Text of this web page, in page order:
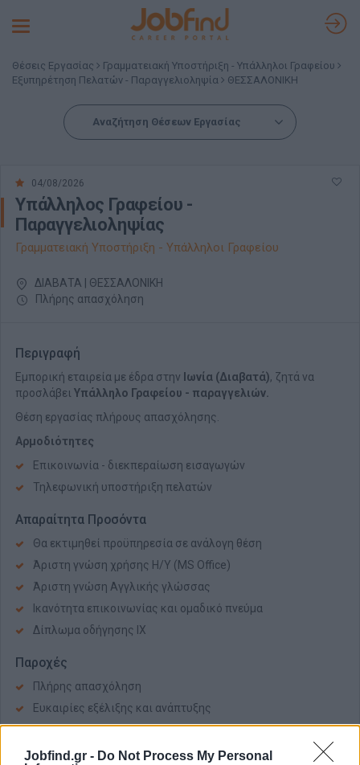
Jobfind.gr - Do Not Process My Personal
Toggle
Θέσεις Εργασίας
Γραμματειακή Υποστήριξη - Υπάλληλοι Γραφείου
Εξυπηρέτηση Πελατών - Παραγγελιοληψία
ΘΕΣΣΑΛΟΝΙΚΗ
Αναζήτηση Θέσεων Εργασίας
04/08/2026
Υπάλληλος Γραφείου -
Παραγγελιοληψίας
Γραμματειακή Υποστήριξη - Υπάλληλοι Γραφείου
ΔΙΑΒΑΤΑ | ΘΕΣΣΑΛΟΝΙΚΗ
Πλήρης απασχόληση
Περιγραφή
Εμπορική εταιρεία με έδρα στην Ιωνία (Διαβατά), ζητά να
προσλάβει Υπάλληλο Γραφείου - παραγγελιών.
Θέση εργασίας πλήρους απασχόλησης.
Αρμοδιότητες
Επικοινωνία - διεκπεραίωση εισαγωγών
Τηλεφωνική υποστήριξη πελατών
Απαραίτητα Προσόντα
Θα εκτιμηθεί πρoϋπηρεσία σε ανάλογη θέση
Άριστη γνώση χρήσης Η/Υ (MS Office)
Άριστη γνώση Αγγλικής γλώσσας
Ικανότητα επικοινωνίας και ομαδικό πνεύμα
Δίπλωμα οδήγησης ΙΧ
Παροχές
Πλήρης απασχόληση
Eυκαιρίες εξέλιξης και ανάπτυξης
Ανταγωνιστικό πακέτο αποδοχών, ανάλογο ικανοτήτων +